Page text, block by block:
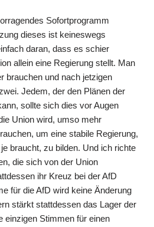
Sofortprogramm
dieses ist keineswegs
daran, dass es schier
allein eine Regierung stellt. Man
brauchen und nach jetzigen
Jedem, der den Plänen der
sollte sich dies vor Augen
Union wird, umso mehr
um eine stabile Regierung,
braucht, zu bilden. Und ich richte
die sich von der Union
ihr Kreuz bei der AfD
für die AfD wird keine Änderung
stärkt stattdessen das Lager der
einzigen Stimmen für einen